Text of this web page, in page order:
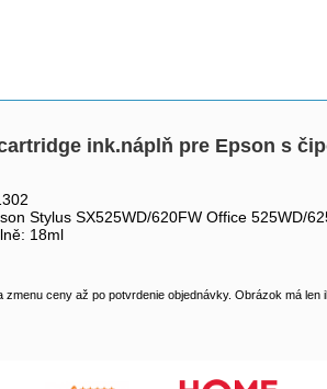
ink.náplň pre Epson s
Stylus SX525WD/620FW Office 525WD/
18ml
ceny až po potvrdenie objednávky. Obrázok má len